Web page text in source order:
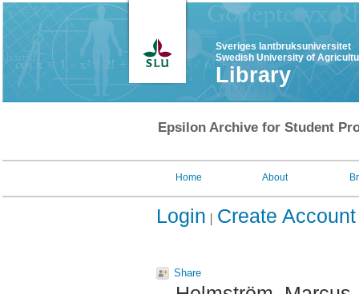
Sveriges lantbruksuniversitet
Swedish University of
Library
Epsilon Archive for Student
Home About
Login Create Account
Share